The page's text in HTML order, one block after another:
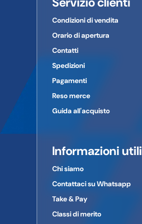
Condizioni di vendita
Orario di apertura
Contatti
Spedizioni
Pagamenti
Reso merce
Guida all'acquisto
Informazioni utili
Chi siamo
Contattaci su Whatsapp
Take & Pay
Classi di merito